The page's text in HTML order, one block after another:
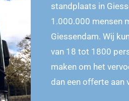
standplaats in
1.000.000 mensen
Giessendam. Wij
van 18 tot 1800
maken om het
dan een offerte aan